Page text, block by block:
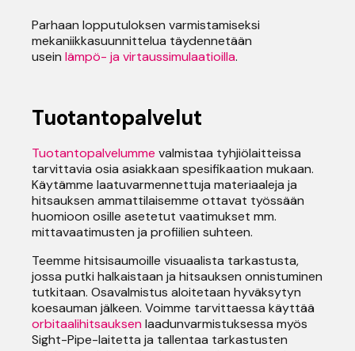
Parhaan lopputuloksen varmistamiseksi
mekaniikkasuunnittelua täydennetään
usein lämpö- ja virtaussimulaatioilla.
Tuotantopalvelut
Tuotantopalvelumme valmistaa tyhjiölaitteissa
tarvittavia osia asiakkaan spesifikaation mukaan.
Käytämme laatuvarmennettuja materiaaleja ja
hitsauksen ammattilaisemme ottavat työssään
huomioon osille asetetut vaatimukset mm.
mittavaatimusten ja profiilien suhteen.
Teemme hitsisaumoille visuaalista tarkastusta,
jossa putki halkaistaan ja hitsauksen onnistuminen
tutkitaan. Osavalmistus aloitetaan hyväksytyn
koesauman jälkeen. Voimme tarvittaessa käyttää
orbitaalihitsauksen laadunvarmistuksessa myös
Sight-Pipe-laitetta ja tallentaa tarkastusten